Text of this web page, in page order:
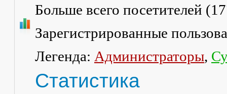
Больше всего посетителей (
Зарегистрированные
Легенда: Администраторы,
Статистика